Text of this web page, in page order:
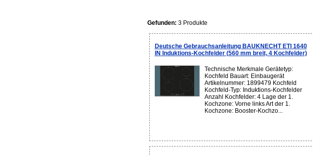
Gefunden: 3 Produkte
Deutsche Gebrauchsanleitung BAUKNECHT ETI 1640
IN Induktions-Kochfelder (560 mm breit, 4 Kochfelder)
Technische Merkmale Gerätetyp:
Kochfeld Bauart: Einbaugerät
Artikelnummer: 1899479 Kochfeld
Kochfeld-Typ: Induktions-Kochfelder
Anzahl Kochfelder: 4 Lage der 1.
Kochzone: Vorne links Art der 1.
Kochzone: Booster-Kochzo...